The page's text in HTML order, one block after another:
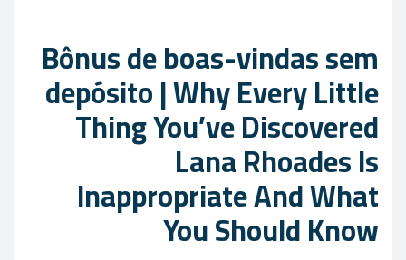
Bônus de boas-vindas sem
depósito | Why Every Little
Thing You’ve Discovered
Lana Rhoades Is
Inappropriate And What
You Should Know